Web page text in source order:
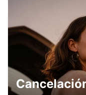
ESTACIÓN DE
PARIS - FRANCE